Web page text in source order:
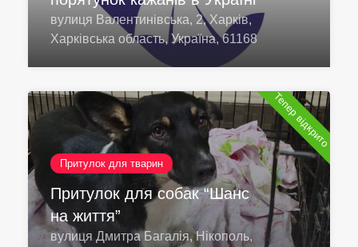
вулиця Валентинівська, 2, Харків,
Харківська область, Україна, 61168
Тепер відкрито
Притулок для тварин
Притулок для собак “Шанс
на життя”
вулиця Дмитра Багалія, Нікополь,